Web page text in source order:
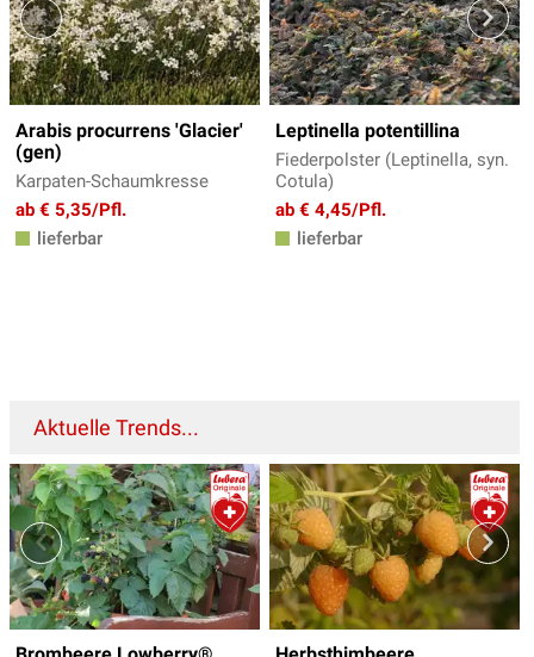
Arabis procurrens 'Glacier'
(gen)
Karpaten-Schaumkresse
ab € 5,35/Pfl.
lieferbar
Leptinella potentillina
Fiederpolster (Leptinella, syn.
Cotula)
ab € 4,45/Pfl.
lieferbar
Aktuelle Trends...